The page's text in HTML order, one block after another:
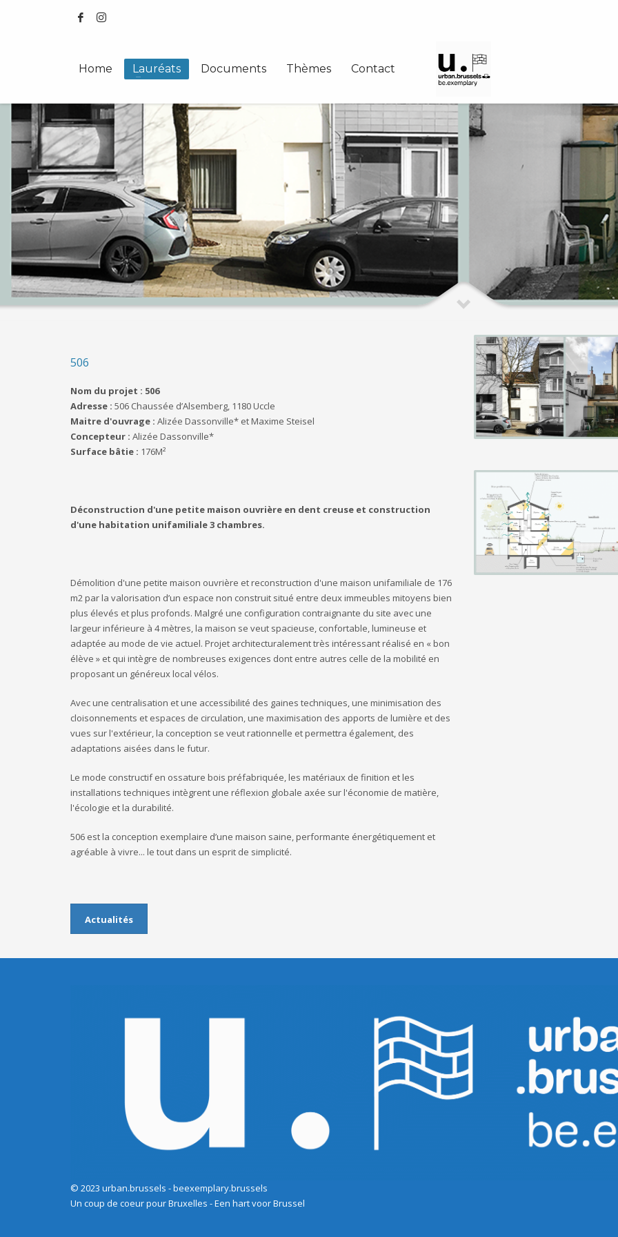
Home Lauréats Documents Thèmes Contact
506
Nom du projet : 506
Adresse : 506 Chaussée d’Alsemberg, 1180 Uccle
Maitre d'ouvrage : Alizée Dassonville* et Maxime Steisel
Concepteur : Alizée Dassonville*
Surface bâtie : 176M²
Déconstruction d'une petite maison ouvrière en dent creuse et construction
d'une habitation unifamiliale 3 chambres.
Démolition d'une petite maison ouvrière et reconstruction d'une maison unifamiliale de 176
m2 par la valorisation d’un espace non construit situé entre deux immeubles mitoyens bien
plus élevés et plus profonds. Malgré une configuration contraignante du site avec une
largeur inférieure à 4 mètres, la maison se veut spacieuse, confortable, lumineuse et
adaptée au mode de vie actuel. Projet architecturalement très intéressant réalisé en « bon
élève » et qui intègre de nombreuses exigences dont entre autres celle de la mobilité en
proposant un généreux local vélos.
Avec une centralisation et une accessibilité des gaines techniques, une minimisation des
cloisonnements et espaces de circulation, une maximisation des apports de lumière et des
vues sur l'extérieur, la conception se veut rationnelle et permettra également, des
adaptations aisées dans le futur.
Le mode constructif en ossature bois préfabriquée, les matériaux de finition et les
installations techniques intègrent une réflexion globale axée sur l'économie de matière,
l'écologie et la durabilité.
506 est la conception exemplaire d’une maison saine, performante énergétiquement et
agréable à vivre... le tout dans un esprit de simplicité.
Actualités
© 2023 urban.brussels - beexemplary.brussels
Un coup de coeur pour Bruxelles - Een hart voor Brussel